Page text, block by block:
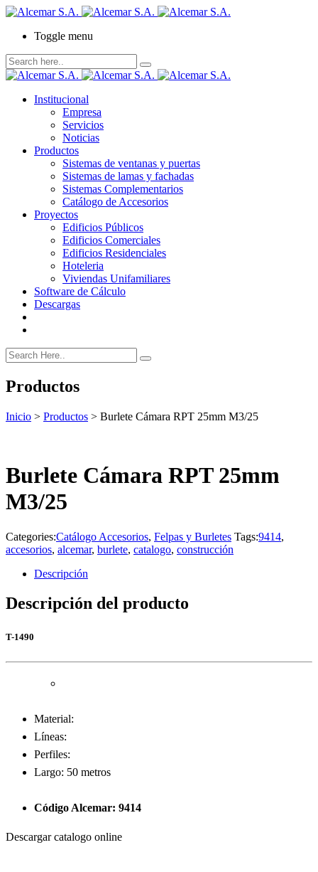
Toggle menu
Institucional
Empresa
Servicios
Noticias
Productos
Sistemas de ventanas y puertas
Sistemas de lamas y fachadas
Sistemas Complementarios
Catálogo de Accesorios
Proyectos
Edificios Públicos
Edificios Comerciales
Edificios Residenciales
Hoteleria
Viviendas Unifamiliares
Software de Cálculo
Descargas
Productos
Inicio > Productos > Burlete Cámara RPT 25mm M3/25
Burlete Cámara RPT 25mm
M3/25
Categories:Catálogo Accesorios, Felpas y Burletes Tags:9414,
accesorios, alcemar, burlete, catalogo, construcción
Descripción
Descripción del producto
T-1490
Material:
Líneas:
Perfiles:
Largo: 50 metros
Código Alcemar: 9414
Descargar catalogo online